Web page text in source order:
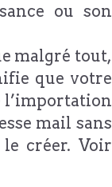
ou son
malgré tout,
que votre
l’importation
mail sans
créer. Voir